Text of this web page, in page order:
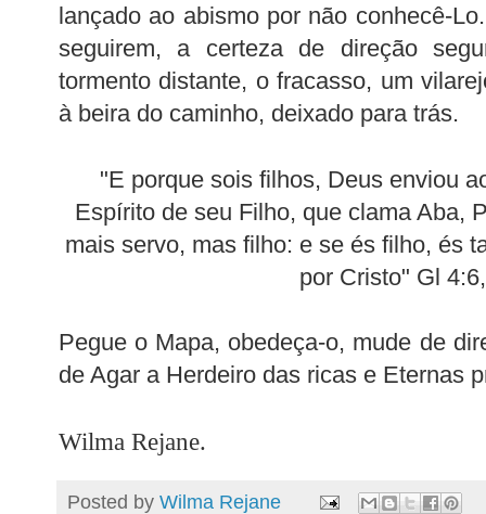
lançado ao abismo por não conhecê-
seguirem, a certeza de direção
tormento distante, o fracasso, um
à beira do caminho, deixado para trás.
"E porque sois filhos, Deus enviou
Espírito de seu Filho, que clama Aba,
mais servo, mas filho: e se és filho, és
por Cristo" Gl
Pegue o Mapa, obedeça-o, mude de
de Agar a Herdeiro das ricas e Eternas
Wilma Rejane.
Posted by Wilma Rejane